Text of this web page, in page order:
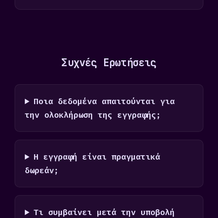
Συχνές Ερωτήσεις
Ποια δεδομένα απαιτούνται για
την ολοκλήρωση της εγγραφής;
Η εγγραφή είναι πραγματικά
δωρεάν;
Τι συμβαίνει μετά την υποβολή